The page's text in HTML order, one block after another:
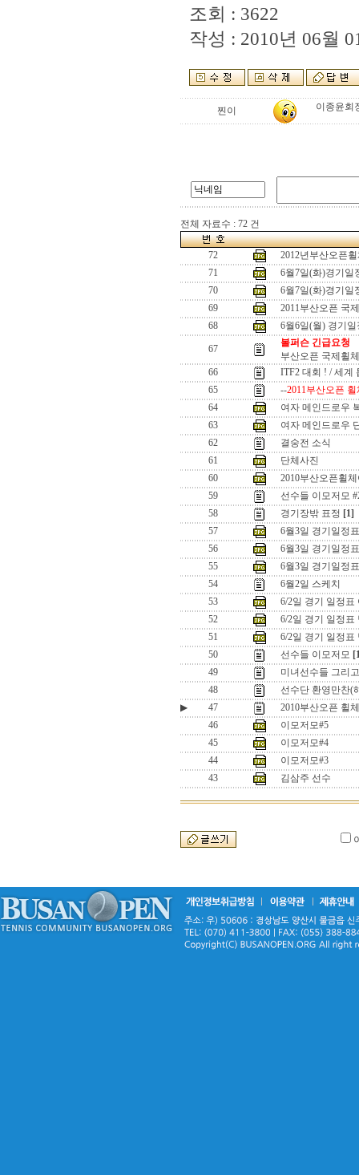
조회 : 3622
작성 : 2010년 06월
찐이 이종윤회
전체 자료수 : 72 건
72
2012년부산오픈
71
6월7일(화)경기일
70
6월7일(화)경기일
69
2011부산오픈 국
68
6월6일(월) 경기일
67
볼퍼슨 긴급요청
부산오픈 국제휠
66
ITF2 대회 ! / 세계
65
--2011부산오픈
64
여자 메인드로우
63
여자 메인드로우
62
결숭전 소식
61
단체사진
60
2010부산오픈휠
59
선수들 이모저모
58
경기장밖 표정 [1]
57
6월3일 경기일정
56
6월3일 경기일정
55
6월3일 경기일정
54
6월2일 스케치
53
6/2일 경기 일정표
52
6/2일 경기 일정표
51
6/2일 경기 일정표
50
선수들 이모저모
49
미녀선수들 그리
48
선수단 환영만찬(
▶
47
2010부산오픈 휠
46
이모저모#5
45
이모저모#4
44
이모저모#3
43
김삼주 선수